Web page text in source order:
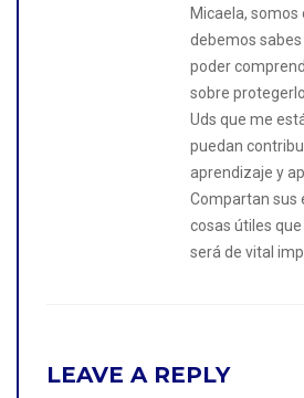
Micaela,
debemos
poder
sobre
Uds que me
puedan
aprendizaje y
Compartan sus
cosas útiles
será de vital
LEAVE A REPLY